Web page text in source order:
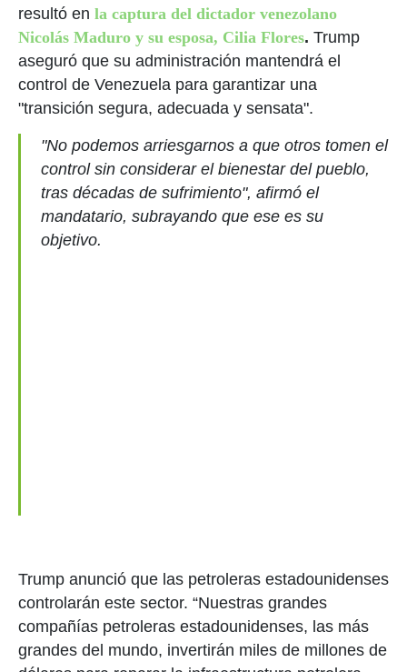
resultó en la captura del dictador venezolano
Nicolás Maduro y su esposa, Cilia Flores. Trump
aseguró que su administración mantendrá el
control de Venezuela para garantizar una
"transición segura, adecuada y sensata".
"No podemos arriesgarnos a que otros tomen el
control sin considerar el bienestar del pueblo,
tras décadas de sufrimiento", afirmó el
mandatario, subrayando que ese es su
objetivo.
Trump anunció que las petroleras estadounidenses
controlarán este sector. “Nuestras grandes
compañías petroleras estadounidenses, las más
grandes del mundo, invertirán miles de millones de